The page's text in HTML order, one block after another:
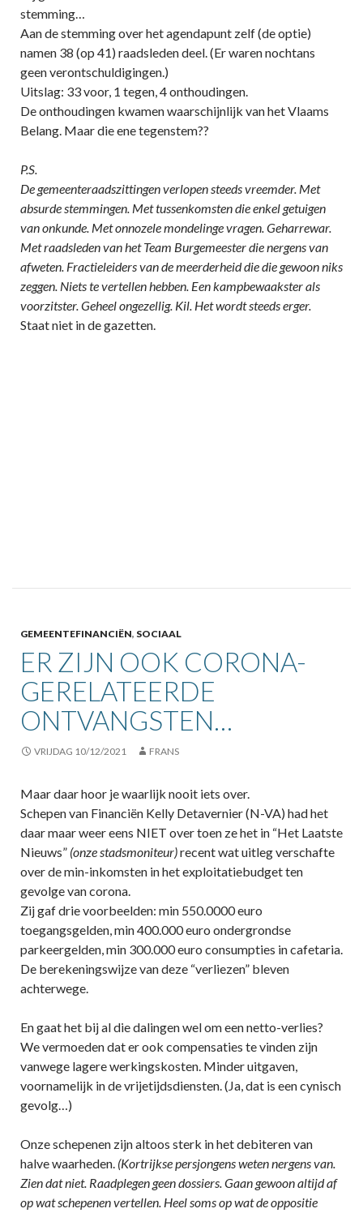
stemming…
Aan de stemming over het agendapunt zelf (de optie)
namen 38 (op 41) raadsleden deel. (Er waren nochtans
geen verontschuldigingen.)
Uitslag: 33 voor, 1 tegen, 4 onthoudingen.
De onthoudingen kwamen waarschijnlijk van het Vlaams
Belang. Maar die ene tegenstem??
P.S.
De gemeenteraadszittingen verlopen steeds vreemder. Met
absurde stemmingen. Met tussenkomsten die enkel getuigen
van onkunde. Met onnozele mondelinge vragen. Geharrewar.
Met raadsleden van het Team Burgemeester die nergens van
afweten. Fractieleiders van de meerderheid die die gewoon niks
zeggen. Niets te vertellen hebben. Een kampbewaakster als
voorzitster. Geheel ongezellig. Kil. Het wordt steeds erger.
Staat niet in de gazetten.
GEMEENTEFINANCIËN, SOCIAAL
ER ZIJN OOK CORONA-
GERELATEERDE
ONTVANGSTEN…
VRIJDAG 10/12/2021 FRANS
Maar daar hoor je waarlijk nooit iets over.
Schepen van Financiën Kelly Detavernier (N-VA) had het
daar maar weer eens NIET over toen ze het in “Het Laatste
Nieuws” (onze stadsmoniteur)recent wat uitleg verschafte
over de min-inkomsten in het exploitatiebudget ten
gevolge van corona.
Zij gaf drie voorbeelden: min 550.0000 euro
toegangsgelden, min 400.000 euro ondergrondse
parkeergelden, min 300.000 euro consumpties in cafetaria.
De berekeningswijze van deze “verliezen” bleven
achterwege.
En gaat het bij al die dalingen wel om een netto-verlies?
We vermoeden dat er ook compensaties te vinden zijn
vanwege lagere werkingskosten. Minder uitgaven,
voornamelijk in de vrijetijdsdiensten. (Ja, dat is een cynisch
gevolg…)
Onze schepenen zijn altoos sterk in het debiteren van
halve waarheden. (Kortrijkse persjongens weten nergens van.
Zien dat niet. Raadplegen geen dossiers. Gaan gewoon altijd af
op wat schepenen vertellen. Heel soms op wat de oppositie